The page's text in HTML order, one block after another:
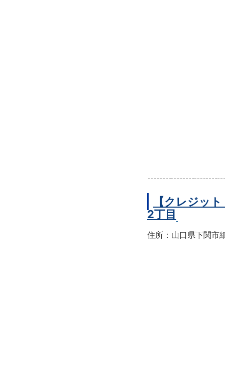
【クレジッ
2丁目
住所：山口県下関市